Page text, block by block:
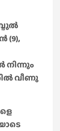
(9),
നിന്നും
വീണു